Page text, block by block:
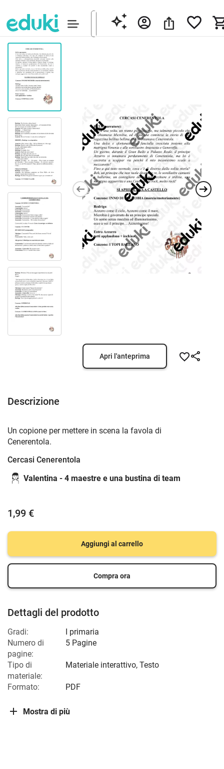
Apri l'anteprima
Descrizione
Un copione per mettere in scena la favola di
Cenerentola.
Cercasi Cenerentola
Valentina - 4 maestre e una bustina di team
1,99 €
Aggiungi al carrello
Compra ora
Dettagli del prodotto
Gradi:
I primaria
Numero di
pagine:
5 Pagine
Tipo di
materiale:
Materiale interattivo, Testo
Formato: PDF
Mostra di più